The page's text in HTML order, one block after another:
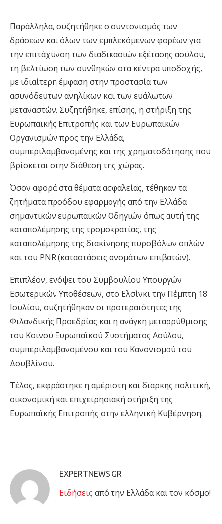
Παράλληλα, συζητήθηκε ο συντονισμός των
δράσεων και όλων των εμπλεκόμενων φορέων για
την επιτάχυνση των διαδικασιών εξέτασης ασύλου,
τη βελτίωση των συνθηκών στα κέντρα υποδοχής,
με ιδιαίτερη έμφαση στην προστασία των
ασυνόδευτων ανηλίκων και των ευάλωτων
μεταναστών. Συζητήθηκε, επίσης, η στήριξη της
Ευρωπαϊκής Επιτροπής και των Ευρωπαϊκών
Οργανισμών προς την Ελλάδα,
συμπεριλαμβανομένης και της χρηματοδότησης που
βρίσκεται στην διάθεση της χώρας.
Όσον αφορά στα θέματα ασφαλείας, τέθηκαν τα
ζητήματα προόδου εφαρμογής από την Ελλάδα
σημαντικών ευρωπαϊκών Οδηγιών όπως αυτή της
καταπολέμησης της τρομοκρατίας, της
καταπολέμησης της διακίνησης πυροβόλων οπλών
και του PNR (καταστάσεις ονομάτων επιβατών).
Επιπλέον, ενόψει του Συμβουλίου Υπουργών
Εσωτερικών Υποθέσεων, στο Ελσίνκι την Πέμπτη 18
Ιουλίου, συζητήθηκαν οι προτεραιότητες της
Φιλανδικής Προεδρίας και η ανάγκη μεταρρύθμισης
του Κοινού Ευρωπαϊκού Συστήματος Ασύλου,
συμπεριλαμβανομένου και του Κανονισμού του
Δουβλίνου.
Τέλος, εκφράστηκε η αμέριστη και διαρκής πολιτική,
οικονομική και επιχειρησιακή στήριξη της
Ευρωπαϊκής Επιτροπής στην ελληνική Κυβέρνηση.
EXPERTNEWS.GR
Eιδήσεις από την Ελλάδα και τον κόσμο!